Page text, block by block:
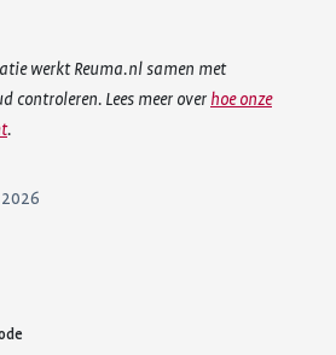
werkt Reuma.nl samen met
controleren. Lees meer over hoe onze
.